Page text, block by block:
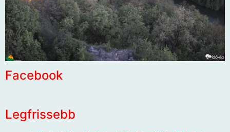
Facebook
Legfrissebb